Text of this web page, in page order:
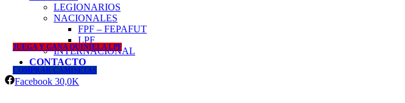
LEGIONARIOS
NACIONALES
FPF – FEPAFUT
LPF
INTERNACIONAL
CONTACTO
JUEGA Y GANA QUINIELA LPF
COMPRAR CAMISETAS
Facebook 30,0K